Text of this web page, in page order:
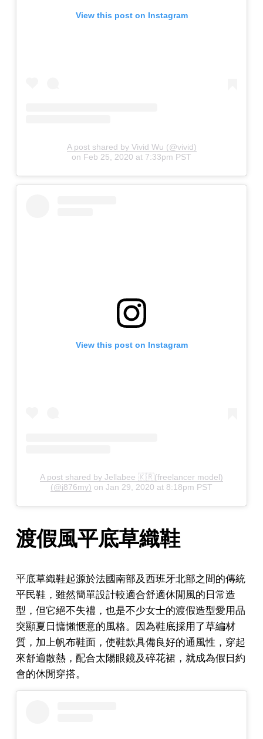
View this post on Instagram
A post shared by Vivid Wu (@vivid)
on Feb 25, 2020 at 7:33pm PST
View this post on Instagram
A post shared by Jellabee 🇰🇷(freelancer model)
(@j876my) on Jan 29, 2020 at 8:18pm PST
渡假風平底草織鞋
平底草織鞋起源於法國南部及西班牙北部之間的傳統
平民鞋，雖然簡單設計較適合舒適休閒風的日常造
型，但它絕不失禮，也是不少女士的渡假造型愛用品
突顯夏日慵懶愜意的風格。因為鞋底採用了草編材
質，加上帆布鞋面，使鞋款具備良好的通風性，穿起
來舒適散熱，配合太陽眼鏡及碎花裙，就成為假日約
會的休閒穿搭。